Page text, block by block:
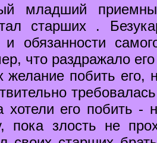
младший
старших .
и обязанности
что раздражало
желание побить его,
хотели его побить -
пока злость не